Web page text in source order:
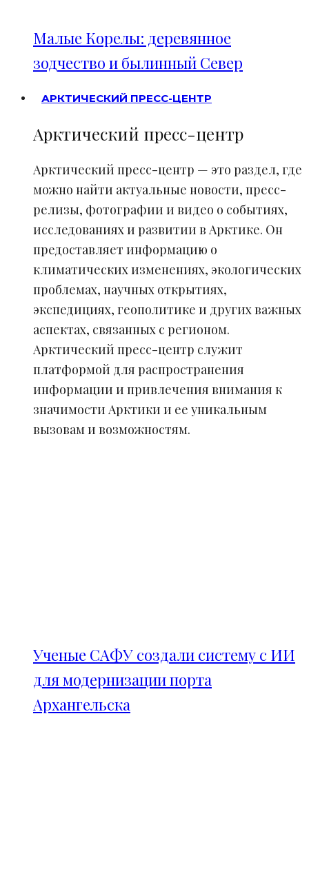
Малые Корелы: деревянное
зодчество и былинный Север
АРКТИЧЕСКИЙ ПРЕСС-ЦЕНТР
Арктический пресс-центр
Арктический пресс-центр — это раздел, где
можно найти актуальные новости, пресс-
релизы, фотографии и видео о событиях,
исследованиях и развитии в Арктике. Он
предоставляет информацию о
климатических изменениях, экологических
проблемах, научных открытиях,
экспедициях, геополитике и других важных
аспектах, связанных с регионом.
Арктический пресс-центр служит
платформой для распространения
информации и привлечения внимания к
значимости Арктики и ее уникальным
вызовам и возможностям.
Ученые САФУ создали систему с ИИ
для модернизации порта
Архангельска